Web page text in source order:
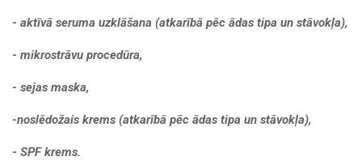
- aktīvā seruma uzklāšana (atkarībā pēc ādas tipa un stāvokļa),
- mikrostrāvu procedūra,
- sejas maska,
-noslēdožais krems (atkarībā pēc ādas tipa un stāvokļa),
- SPF krems.